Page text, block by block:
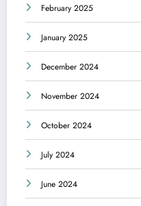
February 2025
January 2025
December 2024
November 2024
October 2024
July 2024
June 2024